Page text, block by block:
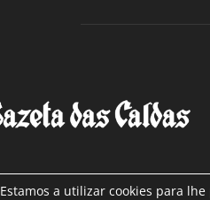
Estamos a utilizar cookies para